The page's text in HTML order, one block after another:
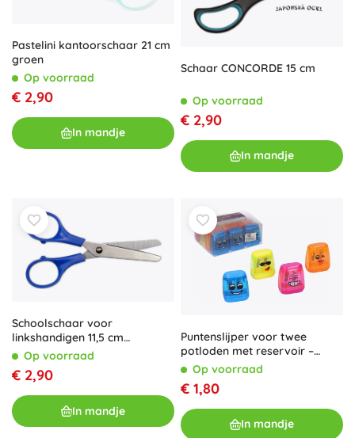
Pastelini kantoorschaar 21 cm
groen
Op voorraad
€ 2,90
In mandje
Schaar CONCORDE 15 cm
Op voorraad
€ 2,90
In mandje
Schoolschaar voor
linkshandigen 11,5 cm
CONCORDE
Op voorraad
€ 2,90
In mandje
Puntenslijper voor twee
potloden met reservoir –
smiley, transparant
Op voorraad
€ 1,80
In mandje